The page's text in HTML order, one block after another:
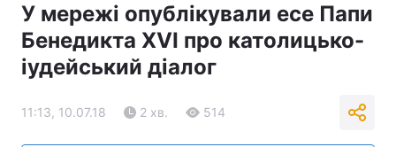
У мережі опублікували есе Папи
Бенедикта XVI про католицько-
іудейський діалог
11:13, 10.07.18 2 хв. 514